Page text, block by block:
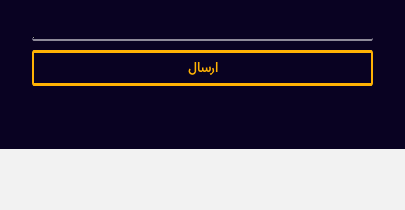
ارسال